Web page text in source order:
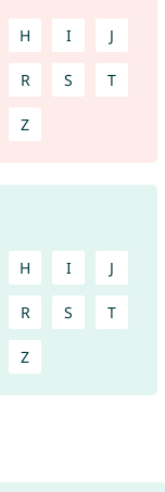
H I J
R S T
Z
H I J
R S T
Z